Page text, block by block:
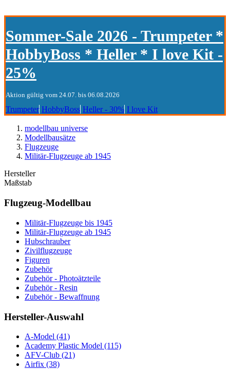
Sommer-Sale 2026 - Trumpeter *
HobbyBoss * Heller * I love Kit -
25%
Aktion gültig vom 24.07. bis 06.08.2026
Trumpeter HobbyBoss Heller - 30% I love Kit
modellbau universe
Modellbausätze
Flugzeuge
Militär-Flugzeuge ab 1945
Hersteller
Maßstab
Flugzeug-Modellbau
Militär-Flugzeuge bis 1945
Militär-Flugzeuge ab 1945
Hubschrauber
Zivilflugzeuge
Figuren
Zubehör
Zubehör - Photoätzteile
Zubehör - Resin
Zubehör - Bewaffnung
Hersteller-Auswahl
A-Model (41)
Academy Plastic Model (115)
AFV-Club (21)
Airfix (38)